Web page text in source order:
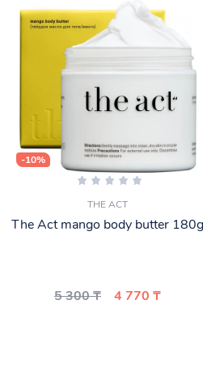
-10%
THE ACT
The Act mango body butter 180g
5 300 ₸ 4 770 ₸